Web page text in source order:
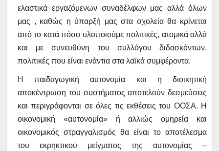
ελαστικά εργαζόμενων συναδέλφων μας αλλά όλων
μας , καθώς η ύπαρξή μας στα σχολεία θα κρίνεται
από το κατά πόσο υλοποιούμε πολιτικές, ατομικά αλλά
και με συνευθύνη του συλλόγου διδασκόντων,
πολιτικές που είναι ενάντια στα λαϊκά συμφέροντα.
Η παιδαγωγική αυτονομία και η διοικητική
αποκέντρωση του συστήματος αποτελούν δεσμεύσεις
και περιγράφονται σε όλες τις εκθέσεις του ΟΟΣΑ. Η
οικονομική «αυτονομία» ή αλλιώς ομηρεία και
οικονομικός στραγγαλισμός θα είναι το αποτέλεσμα
του εκρηκτικού μείγματος της αυτονομίας –